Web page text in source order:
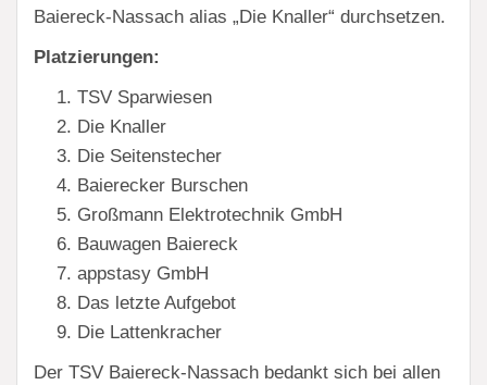
Baiereck-Nassach alias „Die Knaller“ durchsetzen.
Platzierungen:
TSV Sparwiesen
Die Knaller
Die Seitenstecher
Baierecker Burschen
Großmann Elektrotechnik GmbH
Bauwagen Baiereck
appstasy GmbH
Das letzte Aufgebot
Die Lattenkracher
Der TSV Baiereck-Nassach bedankt sich bei allen